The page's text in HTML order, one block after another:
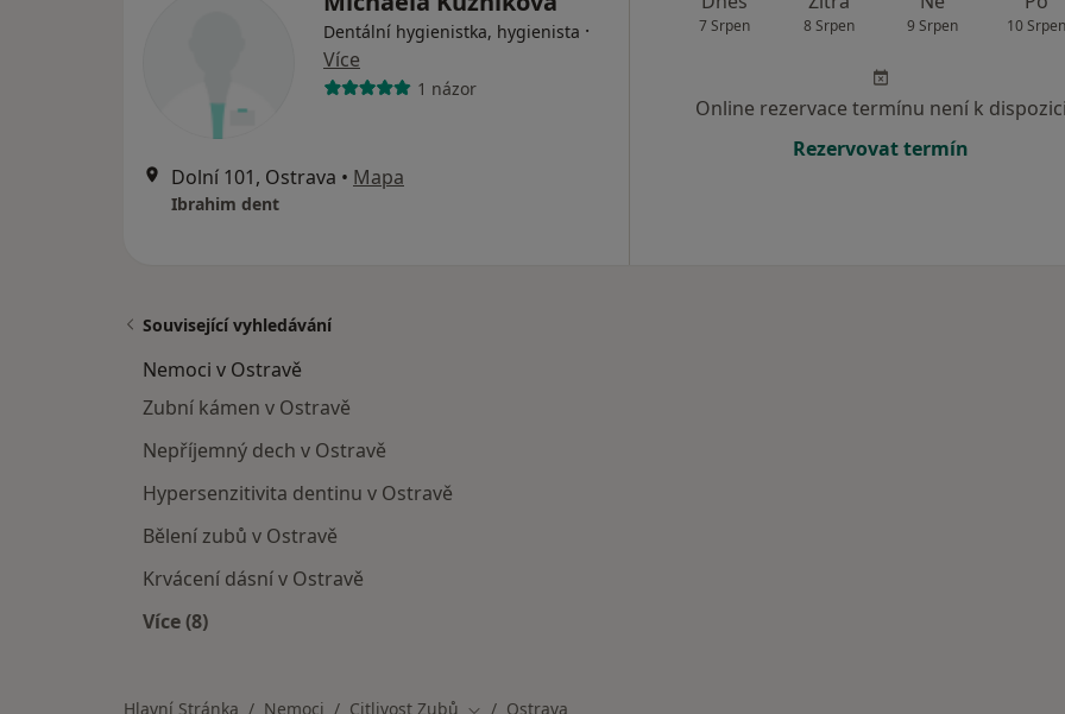
Dentální hygienistka, hygienista ·
Více
1 názor
Dolní 101, Ostrava • Mapa
Ibrahim dent
7 Srpen 8 Srpen 9 Srpen 10 Srpen
Online rezervace termínu není k dispozici
Rezervovat termín
Související vyhledávání
Nemoci v Ostravě
Zubní kámen v Ostravě
Nepříjemný dech v Ostravě
Hypersenzitivita dentinu v Ostravě
Bělení zubů v Ostravě
Krvácení dásní v Ostravě
Více (8)
Hlavní Stránka Nemoci Citlivost Zubů Změna města
Ostrava